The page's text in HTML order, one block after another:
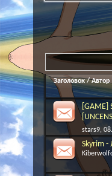
Заголовок/Автор
[GAME]
stars9,
Skyrim